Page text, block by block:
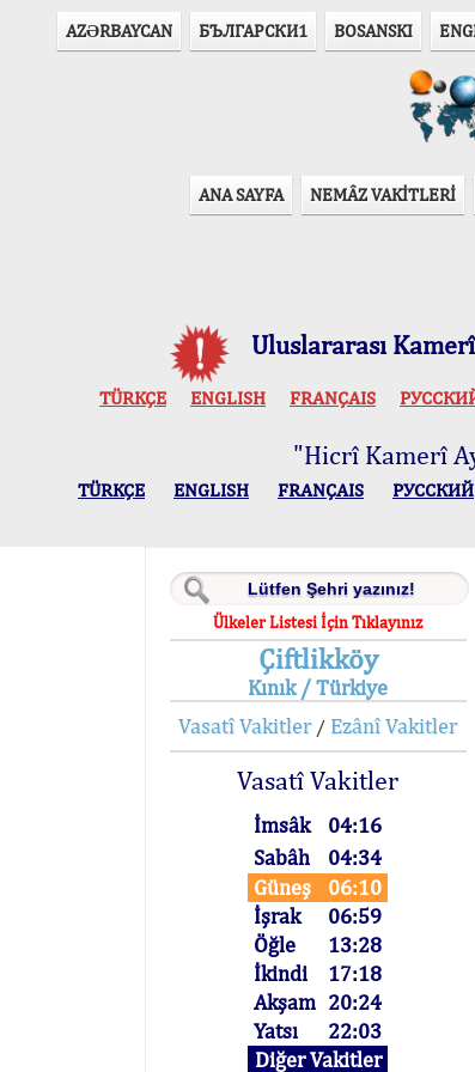
AZӘRBAYCAN БЪЛГАРСКИ1 BOSANSKI
ANA SAYFA NEMÂZ VAKİTLERİ
Uluslararası
TÜRKÇE ENGLISH FRANÇAIS
"Hicrî Kamerî
TÜRKÇE ENGLISH FRANÇAIS РУССКИЙ
Ülkeler Listesi İçin Tıklayınız
Çiftlikköy
Kınık / Türkiye
Vasatî Vakitler/ Ezânî Vakitler
Vasatî Vakitler
İmsâk
04:16
Sabâh
04:34
Güneş
06:10
İşrak
06:59
Öğle
13:28
İkindi
17:18
Akşam 20:24
Yatsı
22:03
Diğer Vakitler